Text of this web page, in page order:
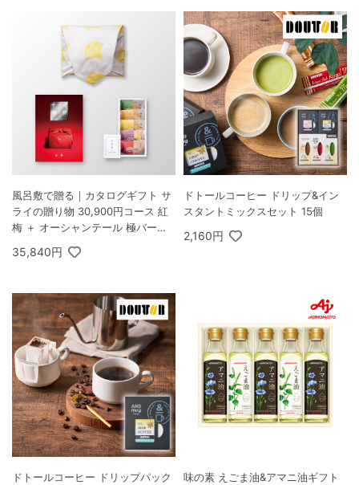
風呂敷で贈る｜カタログギフト サ
ライの贈り物 30,900円コース 紅
梅 ＋ オーシャンテール 極バーム
35,840円
ドトールコーヒー ドリップ&イン
スタントミックスセット 15個
2,160円
ドトールコーヒー ドリップパック
味の素 えごま油&アマニ油ギフト